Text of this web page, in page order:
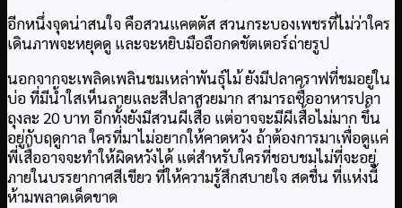
อีกหนึ่งจุดน่าสนใจ คือสวนแคตตัส สวนกระบองเพชรที่ไม่ว่าใคร
เดินภาพจะหยุดดู และจะหยิบมือถือกดชัตเตอร์ถ่ายรูป
นอกจากจะเพลิดเพลินชมเหล่าพันธุ์ไม้ ยังมีปลาคราฟที่ชมอยู่ใน
บ่อ ที่มีน้ำใสเห็นลายและสีปลาสวยมาก สามารถซื้ออาหารปลา
ถุงละ 20 บาท อีกทั้งยังมีสวนผีเสื้อ แต่อาจจะมีผีเสื้อไม่มาก ขึ้น
อยู่กับฤดูกาล ใครที่มาไม่อยากให้คาดหวัง ถ้าต้องการมาเพื่อดูแค่
พี่เสื้ออาจจะทำให้ผิดหวังได้ แต่สำหรับใครที่ชอบชมไม่ที่จะอยู่
ภายในบรรยากาศสีเขียว ที่ให้ความรู้สึกสบายใจ สดชื่น ที่แห่งนี้
ห้ามพลาดเด็ดขาด